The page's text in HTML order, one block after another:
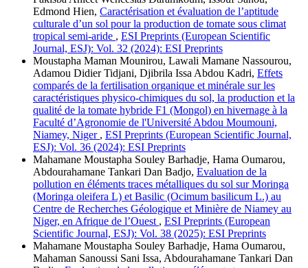
Edmond Hien, Caractérisation et évaluation de l’aptitude
culturale d’un sol pour la production de tomate sous climat
tropical semi-aride , ESI Preprints (European Scientific
Journal, ESJ): Vol. 32 (2024): ESI Preprints
Moustapha Maman Mounirou, Lawali Mamane Nassourou,
Adamou Didier Tidjani, Djibrila Issa Abdou Kadri, Effets
comparés de la fertilisation organique et minérale sur les
caractéristiques physico-chimiques du sol, la production et la
qualité de la tomate hybride F1 (Mongol) en hivernage à la
Faculté d’Agronomie de l'Université Abdou Moumouni,
Niamey, Niger , ESI Preprints (European Scientific Journal,
ESJ): Vol. 36 (2024): ESI Preprints
Mahamane Moustapha Souley Barhadje, Hama Oumarou,
Abdourahamane Tankari Dan Badjo, Evaluation de la
pollution en éléments traces métalliques du sol sur Moringa
(Moringa oleifera L) et Basilic (Ocimum basilicum L.) au
Centre de Recherches Géologique et Minière de Niamey au
Niger, en Afrique de l’Ouest , ESI Preprints (European
Scientific Journal, ESJ): Vol. 38 (2025): ESI Preprints
Mahamane Moustapha Souley Barhadje, Hama Oumarou,
Mahaman Sanoussi Sani Issa, Abdourahamane Tankari Dan